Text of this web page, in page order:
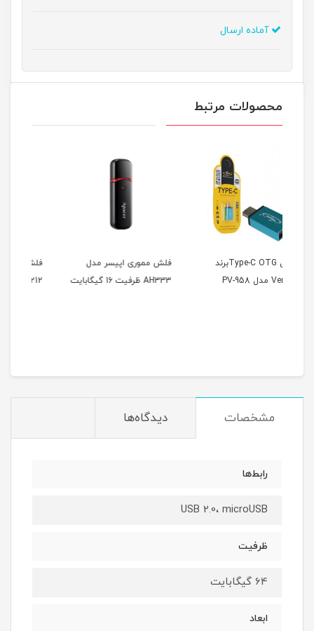
آماده ارسال
محصولات مرتبط
فلش مموری اپیسر مدل
AH333 ظرفیت 16 گیگابایت
فلش مموری وریتی مدل
T212 ظرفیت 16گیگابایت
مشخصات دیدگاه‌ها
رابط‌ها
USB 2.0، microUSB
ظرفیت
64 گیگابایت
ابعاد